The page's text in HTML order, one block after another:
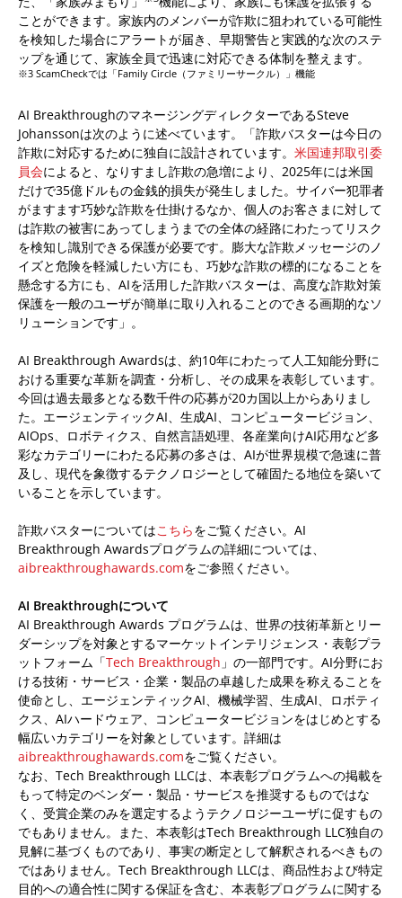
ことができます。家族内のメンバーが詐欺に狙われている可能性
を検知した場合にアラートが届き、早期警告と実践的な次のステ
ップを通じて、家族全員で迅速に対応できる体制を整えます。
※3 ScamCheckでは「Family Circle（ファミリーサークル）」機能
AI BreakthroughのマネージングディレクターであるSteve
Johanssonは次のように述べています。「詐欺バスターは今日の
詐欺に対応するために独自に設計されています。 米国連邦取引委
員会によると、なりすまし詐欺の急増により、2025年には米国
だけで35億ドルもの金銭的損失が発生しました。サイバー犯罪者
がますます巧妙な詐欺を仕掛けるなか、個人のお客さまに対して
は詐欺の被害にあってしまうまでの全体の経路にわたってリスク
を検知し識別できる保護が必要です。膨大な詐欺メッセージのノ
イズと危険を軽減したい方にも、巧妙な詐欺の標的になることを
懸念する方にも、AIを活用した詐欺バスターは、高度な詐欺対策
保護を一般のユーザが簡単に取り入れることのできる画期的なソ
リューションです」。
AI Breakthrough Awardsは、約10年にわたって人工知能分野に
おける重要な革新を調査・分析し、その成果を表彰しています。
今回は過去最多となる数千件の応募が20カ国以上からありまし
た。エージェンティックAI、生成AI、コンピュータービジョン、
AIOps、ロボティクス、自然言語処理、各産業向けAI応用など多
彩なカテゴリーにわたる応募の多さは、AIが世界規模で急速に普
及し、現代を象徴するテクノロジーとして確固たる地位を築いて
いることを示しています。
詐欺バスターについてはこちらをご覧ください。AI
Breakthrough Awardsプログラムの詳細については、
aibreakthroughawards.comをご参照ください。
AI Breakthroughについて
AI Breakthrough Awards プログラムは、世界の技術革新とリー
ダーシップを対象とするマーケットインテリジェンス・表彰プラ
ットフォーム「Tech Breakthrough 」の一部門です。AI分野にお
ける技術・サービス・企業・製品の卓越した成果を称えることを
使命とし、エージェンティックAI、機械学習、生成AI、ロボティ
クス、AIハードウェア、コンピュータービジョンをはじめとする
幅広いカテゴリーを対象としています。詳細は
aibreakthroughawards.comをご覧ください。
なお、Tech Breakthrough LLCは、本表彰プログラムへの掲載を
もって特定のベンダー・製品・サービスを推奨するものではな
く、受賞企業のみを選定するようテクノロジーユーザに促すもの
でもありません。また、本表彰はTech Breakthrough LLC独自の
見解に基づくものであり、事実の断定として解釈されるべきもの
ではありません。Tech Breakthrough LLCは、商品性および特定
目的への適合性に関する保証を含む、本表彰プログラムに関する